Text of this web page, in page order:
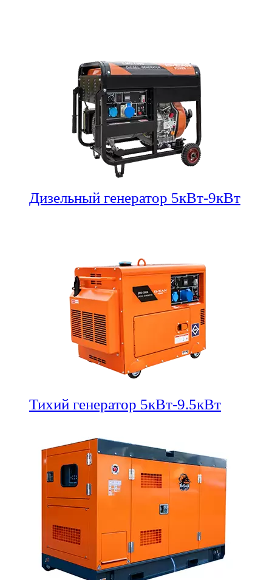
Дизельный генератор 5кВт-9кВт
Тихий генератор 5кВт-9.5кВт